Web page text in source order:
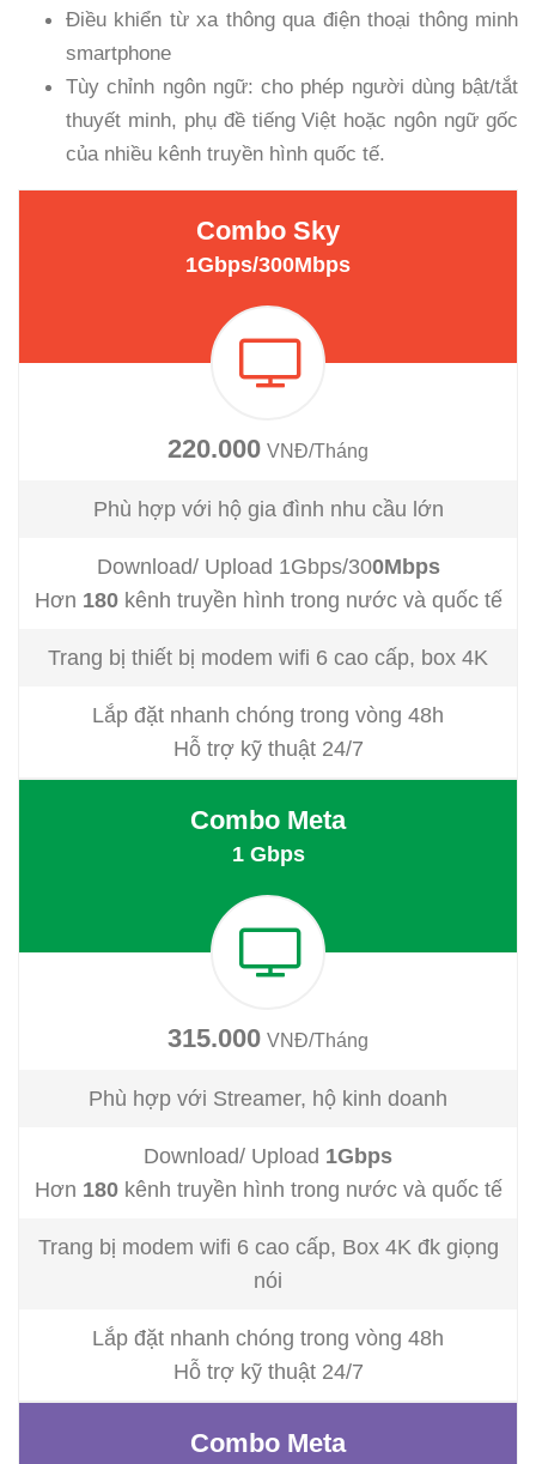
Điều khiển từ xa thông qua điện thoại thông minh
smartphone
Tùy chỉnh ngôn ngữ: cho phép người dùng bật/tắt
thuyết minh, phụ đề tiếng Việt hoặc ngôn ngữ gốc
của nhiều kênh truyền hình quốc tế.
Combo Sky
1Gbps/300Mbps
220.000 VNĐ/Tháng
Phù hợp với hộ gia đình nhu cầu lớn
Download/ Upload 1Gbps/300Mbps
Hơn 180kênh truyền hình trong nước và quốc tế
Trang bị thiết bị modem wifi 6 cao cấp, box 4K
Lắp đặt nhanh chóng trong vòng 48h
Hỗ trợ kỹ thuật 24/7
Combo Meta
1 Gbps
315.000 VNĐ/Tháng
Phù hợp với Streamer, hộ kinh doanh
Download/ Upload 1Gbps
Hơn 180kênh truyền hình trong nước và quốc tế
Trang bị modem wifi 6 cao cấp, Box 4K đk giọng
nói
Lắp đặt nhanh chóng trong vòng 48h
Hỗ trợ kỹ thuật 24/7
Combo Meta